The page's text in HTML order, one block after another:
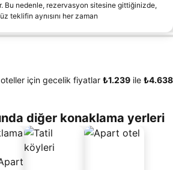
Bu nedenle, rezervasyon sitesine gittiğinizde,
teklifin aynısını her zaman
için gecelik fiyatlar ‎₺1.239 ile ‎₺4.638
diğer konaklama yerleri